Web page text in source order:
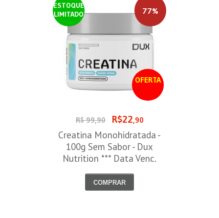
ESTOQUE
LIMITADO
OFERTA
77%
R$ 99,90 R$22,90
Creatina Monohidratada -
100g Sem Sabor - Dux
Nutrition *** Data Venc.
COMPRAR